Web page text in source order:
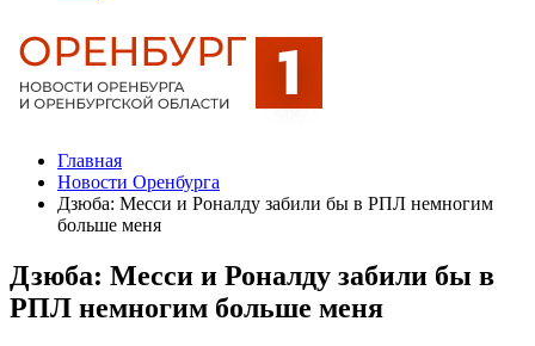
Главная
Новости Оренбурга
Дзюба: Месси и Роналду забили бы в РПЛ немногим
больше меня
Дзюба: Месси и Роналду забили бы в
РПЛ немногим больше меня